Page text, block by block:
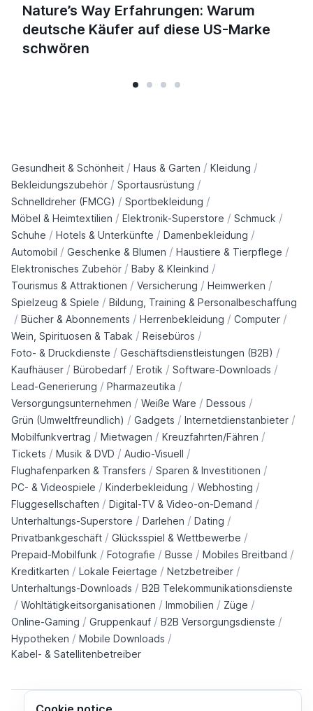
Nature’s Way Erfahrungen: Warum
deutsche Käufer auf diese US-Marke
schwören
Gesundheit & Schönheit / Haus & Garten / Kleidung /
Bekleidungszubehör / Sportausrüstung /
Schnelldreher (FMCG) / Sportbekleidung /
Möbel & Heimtextilien / Elektronik-Superstore / Schmuck /
Schuhe / Hotels & Unterkünfte / Damenbekleidung /
Automobil / Geschenke & Blumen / Haustiere & Tierpflege /
Elektronisches Zubehör / Baby & Kleinkind /
Tourismus & Attraktionen / Versicherung / Heimwerken /
Spielzeug & Spiele / Bildung, Training & Personalbeschaffung
/ Bücher & Abonnements / Herrenbekleidung / Computer /
Wein, Spirituosen & Tabak / Reisebüros /
Foto- & Druckdienste / Geschäftsdienstleistungen (B2B) /
Kaufhäuser / Bürobedarf / Erotik / Software-Downloads /
Lead-Generierung / Pharmazeutika /
Versorgungsunternehmen / Weiße Ware / Dessous /
Grün (Umweltfreundlich) / Gadgets / Internetdienstanbieter /
Mobilfunkvertrag / Mietwagen / Kreuzfahrten/Fähren /
Tickets / Musik & DVD / Audio-Visuell /
Flughafenparken & Transfers / Sparen & Investitionen /
PC- & Videospiele / Kinderbekleidung / Webhosting /
Fluggesellschaften / Digital-TV & Video-on-Demand /
Unterhaltungs-Superstore / Darlehen / Dating /
Privatbankgeschäft / Glücksspiel & Wettbewerbe /
Prepaid-Mobilfunk / Fotografie / Busse / Mobiles Breitband /
Kreditkarten / Lokale Feiertage / Netzbetreiber /
Unterhaltungs-Downloads / B2B Telekommunikationsdienste
/ Wohltätigkeitsorganisationen / Immobilien / Züge /
Online-Gaming / Gruppenkauf / B2B Versorgungsdienste /
Hypotheken / Mobile Downloads /
Kabel- & Satellitenbetreiber